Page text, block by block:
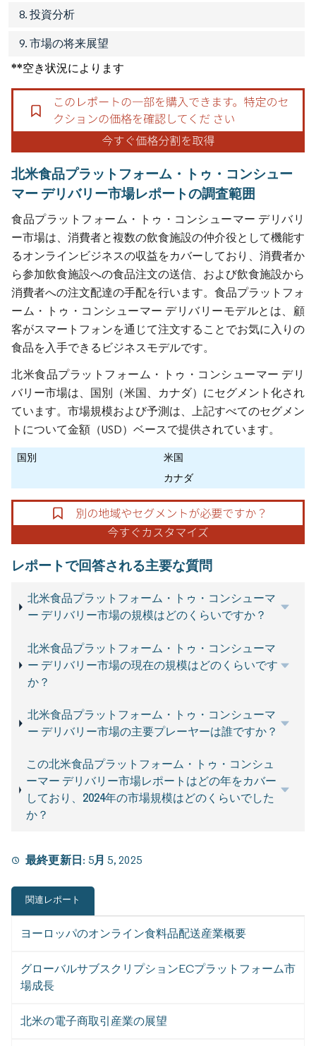
8. 投資分析
9. 市場の将来展望
**空き状況によります
北米食品プラットフォーム・トゥ・コンシュー
マー デリバリー市場レポートの調査範囲
食品プラットフォーム・トゥ・コンシューマー デリバリ
ー市場は、消費者と複数の飲食施設の仲介役として機能す
るオンラインビジネスの収益をカバーしており、消費者か
ら参加飲食施設への食品注文の送信、および飲食施設から
消費者への注文配達の手配を行います。食品プラットフォ
ーム・トゥ・コンシューマー デリバリーモデルとは、顧
客がスマートフォンを通じて注文することでお気に入りの
食品を入手できるビジネスモデルです。
北米食品プラットフォーム・トゥ・コンシューマー デリ
バリー市場は、国別（米国、カナダ）にセグメント化され
ています。市場規模および予測は、上記すべてのセグメン
トについて金額（USD）ベースで提供されています。
国別
米国
カナダ
レポートで回答される主要な質問
北米食品プラットフォーム・トゥ・コンシューマ
ー デリバリー市場の規模はどのくらいですか？
北米食品プラットフォーム・トゥ・コンシューマ
ー デリバリー市場の現在の規模はどのくらいです
か？
北米食品プラットフォーム・トゥ・コンシューマ
ー デリバリー市場の主要プレーヤーは誰ですか？
この北米食品プラットフォーム・トゥ・コンシュ
ーマー デリバリー市場レポートはどの年をカバー
しており、2024年の市場規模はどのくらいでした
か？
最終更新日: 5月 5, 2025
関連レポート
ヨーロッパのオンライン食料品配送産業概要
グローバルサブスクリプションECプラットフォーム市
場成長
北米の電子商取引産業の展望